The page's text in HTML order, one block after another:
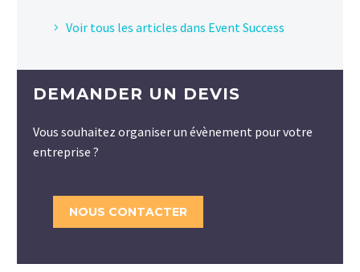
Voir tous les articles dans Event Success
DEMANDER UN DEVIS
Vous souhaitez organiser un évènement pour votre
entreprise ?
NOUS CONTACTER